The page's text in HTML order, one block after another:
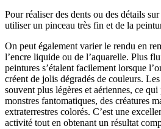
Pour réaliser des dents ou des détails
utiliser un pinceau très fin et de la
On peut également varier le rendu en
l’encre liquide ou de l’aquarelle. Plus
peintures s’étalent facilement lorsque
créent de jolis dégradés de couleurs.
souvent plus légères et aériennes, ce
monstres fantomatiques, des créatures
extraterrestres colorés. C’est une
activité tout en obtenant un résultat